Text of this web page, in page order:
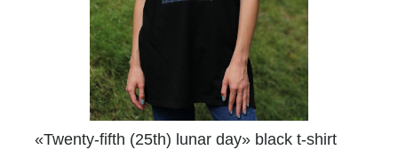
«Twenty-fifth (25th) lunar day» black t-shirt